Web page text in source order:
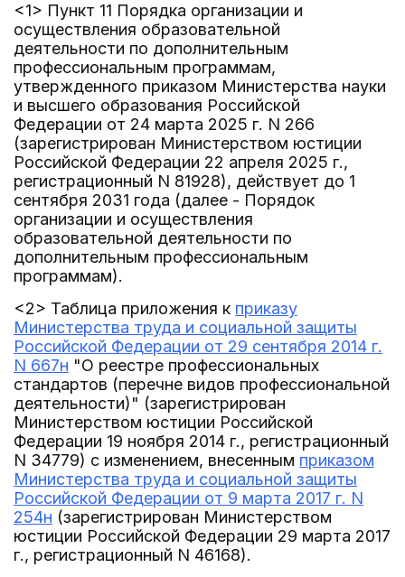
<1> Пункт 11 Порядка организации и
осуществления образовательной
деятельности по дополнительным
профессиональным программам,
утвержденного приказом Министерства науки
и высшего образования Российской
Федерации от 24 марта 2025 г. N 266
(зарегистрирован Министерством юстиции
Российской Федерации 22 апреля 2025 г.,
регистрационный N 81928), действует до 1
сентября 2031 года (далее - Порядок
организации и осуществления
образовательной деятельности по
дополнительным профессиональным
программам).
<2> Таблица приложения к приказу
Министерства труда и социальной защиты
Российской Федерации от 29 сентября 2014 г.
N 667н "О реестре профессиональных
стандартов (перечне видов профессиональной
деятельности)" (зарегистрирован
Министерством юстиции Российской
Федерации 19 ноября 2014 г., регистрационный
N 34779) с изменением, внесенным приказом
Министерства труда и социальной защиты
Российской Федерации от 9 марта 2017 г. N
254н (зарегистрирован Министерством
юстиции Российской Федерации 29 марта 2017
г., регистрационный N 46168).